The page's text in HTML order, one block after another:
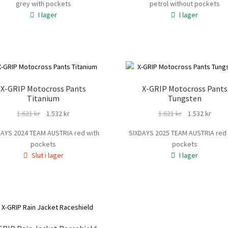
priset
var:
priset
grey with pockets
I lager
priset
var:
priset
petrol without pockets
I lager
X-GRIP Motocross Pants
Titanium
1.621kr
Det
priset
var:
1.621 kr.
1.532krDet
priset
2024 TEAM AUSTRIA red with
pockets
Slut i lager
X-GRIP Motocross Pants
Tungsten
1.621kr
Det
priset
var:
1.621 kr.
1.532 krDet
SIXDAYS 2025 TEAM AUSTRIA
pockets
I lager